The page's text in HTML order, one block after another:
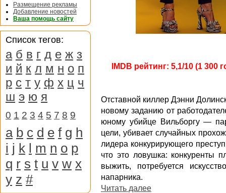
IMDB рейтинг: 5,1/10 (1 300
Отставной киллер Дэнни
новому заданию от
юному убийце Вильборгу —
цели, убивает случайных
лидера конкурирующего
что это ловушка: конкуренты
выжить, потребуется
напарника.
Читать далее
Размещение рекламы
Добавление новостей
Ваша помощь сайту
Список тегов:
а б в г д е ж з
и й к л м н о п
р с т у ф х ц ч
ш э ю я
0 1 2 3 4 5 7 8 9
a b c d e f g h
i j k l m n o p
q r s t u v w x
y z #